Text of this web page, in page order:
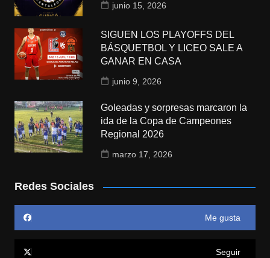
junio 15, 2026
SIGUEN LOS PLAYOFFS DEL
BÁSQUETBOL Y LICEO SALE A
GANAR EN CASA
junio 9, 2026
Goleadas y sorpresas marcaron la
ida de la Copa de Campeones
Regional 2026
marzo 17, 2026
Redes Sociales
Me gusta
Seguir